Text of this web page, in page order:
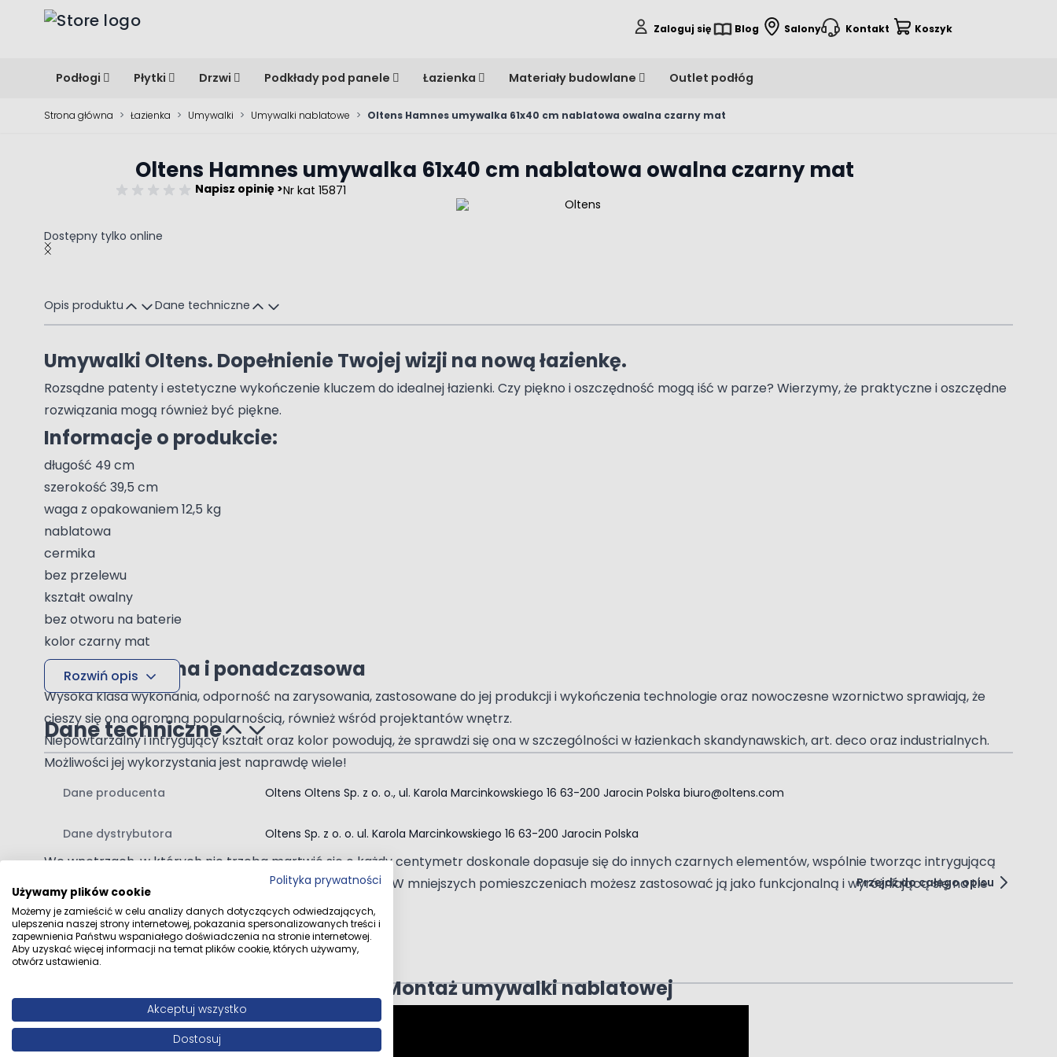
Przejdź do treści
Zaloguj się Blog Salony Kontakt Koszyk
Podłogi Płytki Drzwi Podkłady pod panele Łazienka Materiały budowlane Outlet podłóg
Strona główna > Łazienka > Umywalki > Umywalki nablatowe > Oltens Hamnes umywalka 61x40 cm nablatowa owalna czarny mat
Oltens Hamnes umywalka 61x40 cm nablatowa owalna czarny mat
Napisz opinię >Nr kat 15871
Dostępny tylko online
Main image
Click to view image in fullscreen
Opis produktu Dane techniczne
Umywalki Oltens. Dopełnienie Twojej wizji na nową łazienkę.
Rozsądne patenty i estetyczne wykończenie kluczem do idealnej łazienki. Czy piękno i oszczędność mogą iść w parze? Wierzymy, że praktyczne i oszczędne
rozwiązania mogą również być piękne.
Informacje o produkcie:
długość 49 cm
szerokość 39,5 cm
waga z opakowaniem 12,5 kg
nablatowa
cermika
bez przelewu
kształt owalny
bez otworu na baterie
kolor czarny mat
Niepowtarzalna i ponadczasowa
Wysoka klasa wykonania, odporność na zarysowania, zastosowane do jej produkcji i wykończenia technologie oraz nowoczesne wzornictwo sprawiają, że
cieszy się ona ogromną popularnością, również wśród projektantów wnętrz.
Niepowtarzalny i intrygujący kształt oraz kolor powodują, że sprawdzi się ona w szczególności w łazienkach skandynawskich, art. deco oraz industrialnych.
Możliwości jej wykorzystania jest naprawdę wiele!
Szerokie, uniwersalne zastosowanie
z armaturą: sztorcową wysoką, podtynkową, ścienną;
We wnętrzach, w których nie trzeba martwić się o każdy centymetr doskonale dopasuje się do innych czarnych elementów, wspólnie tworząc intrygującą
i dominującą pod kątem kolorystycznym spójną całość. W mniejszych pomieszczeniach możesz zastosować ją jako funkcjonalną i wyróżniającą się na tle
bieli, czy szarości dekorację.
Zawartość zestawu:
umywalka
Montaż umywalki nablatowej
Rozwiń opis
Dane techniczne
Dane producenta Oltens Oltens Sp. z o. o., ul. Karola Marcinkowskiego 16 63-200 Jarocin Polska biuro@oltens.com
Dane dystrybutora Oltens Sp. z o. o. ul. Karola Marcinkowskiego 16 63-200 Jarocin Polska
Przejdź do całego opisu
Opinie klientów
Napisz własną recenzję
Polityka prywatności
Używamy plików cookie
Możemy je zamieścić w celu analizy danych dotyczących odwiedzających,
ulepszenia naszej strony internetowej, pokazania spersonalizowanych treści i
zapewnienia Państwu wspaniałego doświadczenia na stronie internetowej.
Aby uzyskać więcej informacji na temat plików cookie, których używamy,
otwórz ustawienia.
Akceptuj wszystko
Dostosuj